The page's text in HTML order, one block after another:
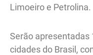
Limoeiro e Petrolina.
Serão apresentadas
cidades do Brasil,